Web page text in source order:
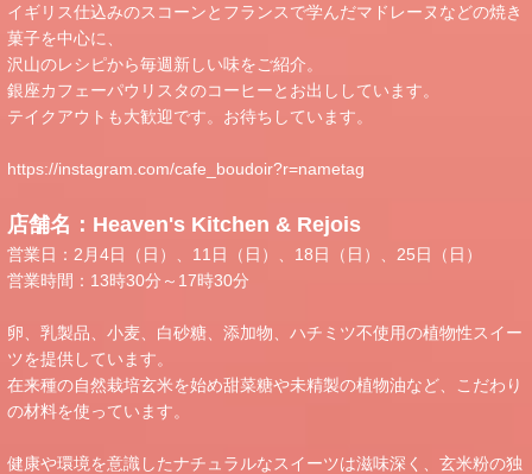
イギリス仕込みのスコーンとフランスで学んだマドレーヌなどの焼き
菓子を中心に、
沢山のレシピから毎週新しい味をご紹介。
銀座カフェーパウリスタのコーヒーとお出ししています。
テイクアウトも大歓迎です。お待ちしています。
https://instagram.com/cafe_boudoir?r=nametag
店舗名：Heaven's Kitchen & Rejois
営業日：2月4日（日）、11日（日）、18日（日）、25日（日）
営業時間：13時30分～17時30分
卵、乳製品、小麦、白砂糖、添加物、ハチミツ不使用の植物性スイー
ツを提供しています。
在来種の自然栽培玄米を始め甜菜糖や未精製の植物油など、こだわり
の材料を使っています。
健康や環境を意識したナチュラルなスイーツは滋味深く、玄米粉の独